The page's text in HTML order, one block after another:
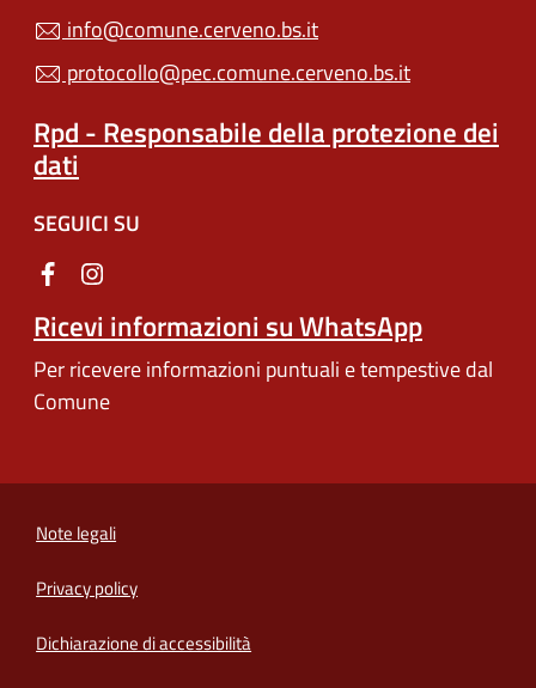
info@comune.cerveno.bs.it
protocollo@pec.comune.cerveno.bs.it
Rpd - Responsabile della protezione dei
dati
SEGUICI SU
Ricevi informazioni su WhatsApp
Per ricevere informazioni puntuali e tempestive dal
Comune
Note legali
Privacy policy
Dichiarazione di accessibilità